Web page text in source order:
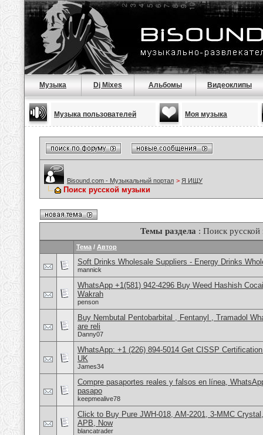
Музыка Dj Mixes Альбомы Видеоклипы
Музыка пользователей Моя музыка
Bisound.com - Музыкальный портал > Я ИЩУ
Поиск русской музыки
Темы раздела : Поиск
Тема / Автор
Soft Drinks Wholesale Suppliers - Energy Drinks
mannick
WhatsApp +1(581) 942-4296 Buy Weed Hashish
Wakrah
penson
Buy Nembutal Pentobarbital , Fentanyl , Tramadol
are reli
Danny07
WhatsApp: +1 (226) 894-5014​ Get CISSP
UK
James34
Compre pasaportes reales y falsos en línea,
pasapo
keepmealive78
Click to Buy Pure JWH-018, AM-2201, 3-MMC
APB, Now
blancatrader